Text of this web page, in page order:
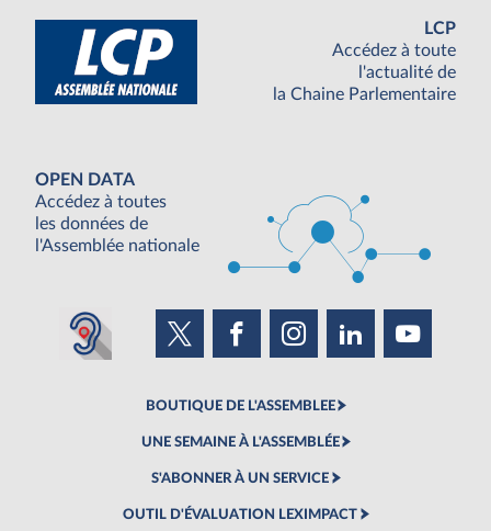
LCP
Accédez à toute
l'actualité de
la Chaine Parlementaire
OPEN DATA
Accédez à toutes
les données de
l'Assemblée nationale
BOUTIQUE DE L'ASSEMBLEE
UNE SEMAINE À L'ASSEMBLÉE
S'ABONNER À UN SERVICE
OUTIL D'ÉVALUATION LEXIMPACT